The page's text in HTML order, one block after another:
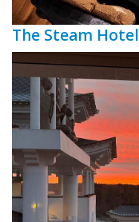
The Steam Hotel